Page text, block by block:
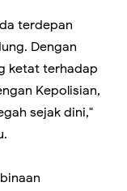
terdepan
Dengan
ketat terhadap
Kepolisian,
sejak dini,"